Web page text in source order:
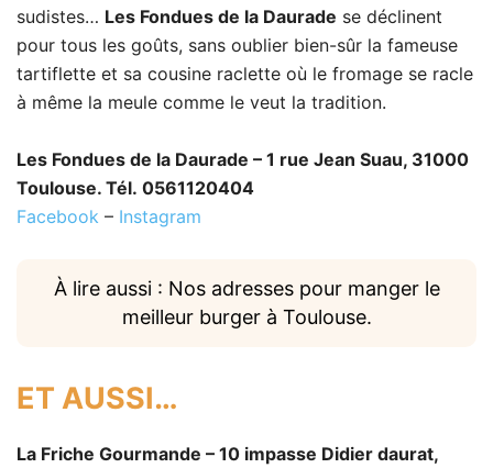
sudistes… Les Fondues de la Daurade se déclinent
pour tous les goûts, sans oublier bien-sûr la fameuse
tartiflette et sa cousine raclette où le fromage se racle
à même la meule comme le veut la tradition.
Les Fondues de la Daurade – 1 rue Jean Suau, 31000
Toulouse. Tél. 0561120404
Facebook – Instagram
À lire aussi : Nos adresses pour manger le
meilleur burger à Toulouse.
ET AUSSI…
La Friche Gourmande – 10 impasse Didier daurat,